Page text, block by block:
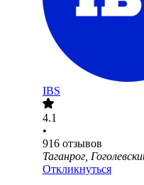
IBS
4.1
•
916 отзывов
Таганрог,
Откликнуться